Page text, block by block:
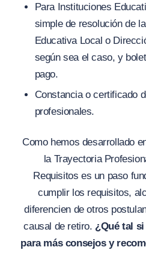
Para Instituciones
simple de resolución de
Educativa Local o
según sea el caso, y
pago.
Constancia o certificado
profesionales.
Como hemos desarrollado
la Trayectoria
Requisitos es un paso
cumplir los requisitos,
diferencien de otros
causal de retiro. ¿Qué tal
para más consejos y